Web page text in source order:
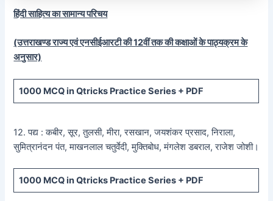
हिंदी साहित्य का सामान्य परिचय
(उत्तराखण्ड राज्य एवं एनसीईआरटी की 12वीं तक की कक्षाओं के पाठ्यक्रम के
अनुसार)
1000 MCQin Qtricks Practice Series + PDF
12. पद्य : कबीर, सूर, तुलसी, मीरा, रसखान, जयशंकर प्रसाद, निराला,
सुमित्रानंदन पंत, माखनलाल चतुर्वेदी, मुक्तिबोध, मंगलेश डबराल, राजेश जोशी।
1000 MCQin Qtricks Practice Series + PDF